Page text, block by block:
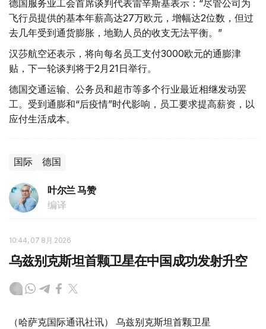
德国服务业工会首席谈判代表雷辛斯基表示：“尽管公司为
飞行员提供的基本年薪高达27万欧元，增幅达2位数，但过
去几年受到通货膨胀，地勤人员的收支无法平衡。”
汉莎航空还表示，将向每名员工支付3000欧元的通膨津
贴，下一轮谈判将于2月21日举行。
德国交通运输、公务员和超市等多个行业最近相继发动罢
工。受到通膨和“后疫情”时代影响，员工要求提高薪资，以
应付生活成本。
国际 德国
叶尔兰 马赞
编译
10:44, 07 8月 2026
乌兹别克斯坦首颗卫星在中国成功发射升空
（哈萨克国际通讯社讯） 乌兹别克斯坦首颗卫星